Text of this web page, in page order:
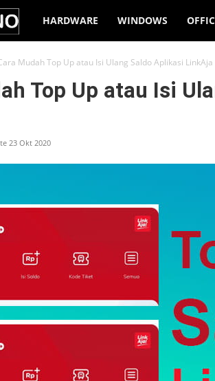
BagiTekno
HARDWARE WINDOWS
Mudah Top Up atau Isi Ulang Saldo Aplikasi LinkAja
Top Up atau Isi
23 Okt 2020